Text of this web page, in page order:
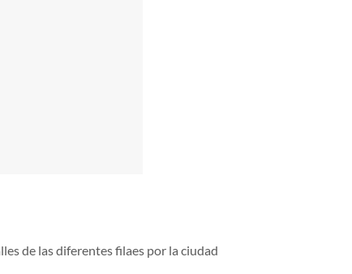
de las diferentes filaes por la ciudad